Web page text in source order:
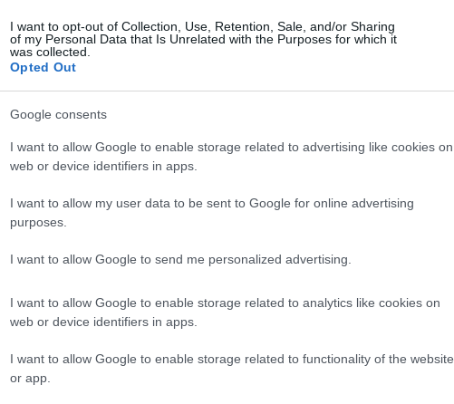
I want to opt-out of Collection, Use, Retention, Sale, and/or Sharing
of my Personal Data that Is Unrelated with the Purposes for which it
was collected.
Opted Out
Google consents
I want to allow Google to enable storage related to advertising like cookies on
web or device identifiers in apps.
I want to allow my user data to be sent to Google for online advertising
purposes.
I want to allow Google to send me personalized advertising.
I want to allow Google to enable storage related to analytics like cookies on
web or device identifiers in apps.
I want to allow Google to enable storage related to functionality of the website
or app.